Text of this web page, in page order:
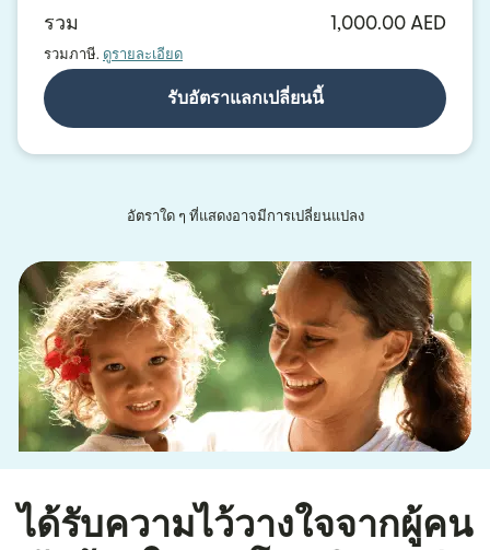
รวม
1,000.00 AED
รวมภาษี. ดูรายละเอียด
รับอัตราแลกเปลี่ยนนี้
อัตราใด ๆ ที่แสดงอาจมีการเปลี่ยนแปลง
ได้รับความไว้วางใจจากผู้คน